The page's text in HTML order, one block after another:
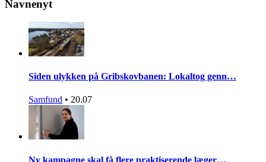
Navnenyt
Siden ulykken på Gribskovbanen: Lokaltog genn…
Samfund • 20.07
Ny kampagne skal få flere praktiserende læger…